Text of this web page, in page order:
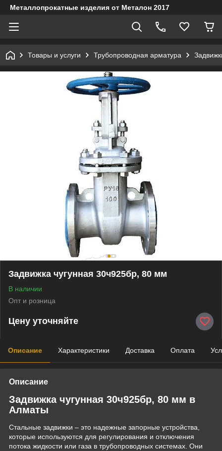
Металлопрокатные изделия от Металон 2017
Товары и услуги Трубопроводная арматура
Задвижка чугунная 30ч925бр, 80 мм
В наличии
Опт и розница
Цену уточняйте
Описание Характеристики Доставка Оплата
Описание
Задвижка чугунная 30ч925бр, 80 мм в
Алматы
Стальные задвижки – это надежные запорные устройства,
которые используются для регулирования и отключения
потока жидкости или газа в трубопроводных системах. Они